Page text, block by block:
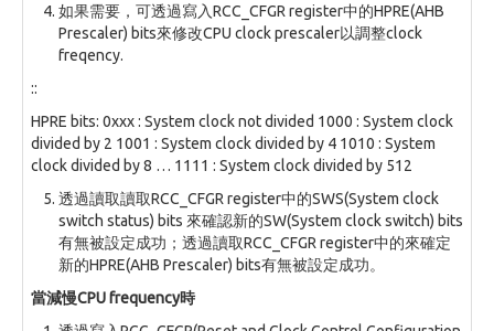
如果需要，可透過寫入RCC_CFGR register中的HPRE(AHB
Prescaler) bits來修改CPU clock prescaler以調整clock
freqency.
::
HPRE bits: 0xxx : System clock not divided 1000 : System clock
divided by 2 1001 : System clock divided by 4 1010 : System
clock divided by 8 … 1111 : System clock divided by 512
透過讀取讀取RCC_CFGR register中的SWS(System clock
switch status) bits 來確認新的SW(System clock switch) bits
有無被設定成功；透過讀取RCC_CFGR register中的來確定
新的HPRE(AHB Prescaler) bits有無被設定成功。
當減慢CPU frequency時